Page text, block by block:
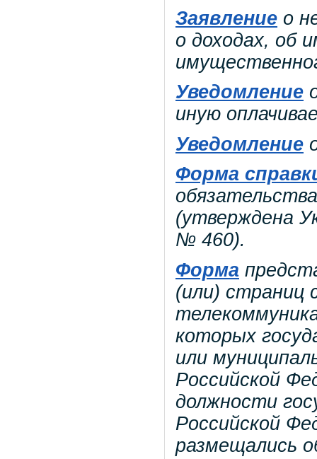
Заявление о
о доходах, об
Уведомление
иную
Уведомление
Форма
(утверждена
№ 460).
Форма
(или) страниц
которых
или
Российской
должности
Российской
размещались